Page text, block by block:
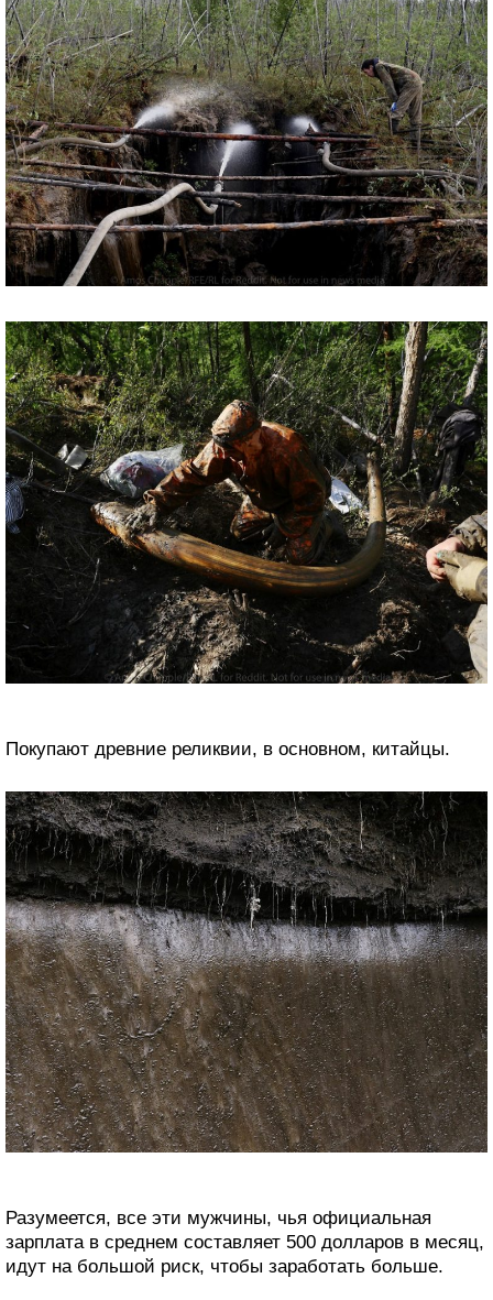
Покупают древние реликвии, в основном, китайцы.
Разумеется, все эти мужчины, чья официальная
зарплата в среднем составляет 500 долларов в месяц,
идут на большой риск, чтобы заработать больше.